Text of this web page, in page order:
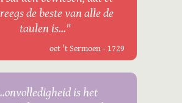
de beste van alle de
taulen is..."
oet 't Sermoen - 1729
is het